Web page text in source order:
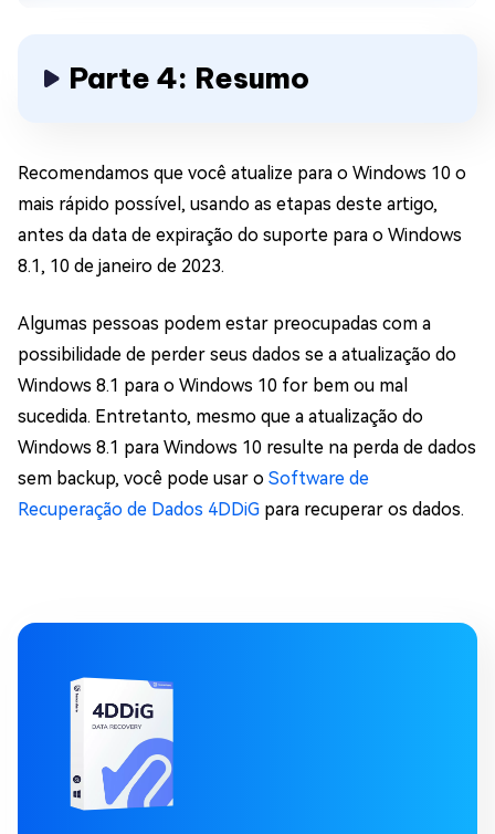
Parte 4: Resumo
Recomendamos que você atualize para o Windows 10 o
mais rápido possível, usando as etapas deste artigo,
antes da data de expiração do suporte para o Windows
8.1, 10 de janeiro de 2023.
Algumas pessoas podem estar preocupadas com a
possibilidade de perder seus dados se a atualização do
Windows 8.1 para o Windows 10 for bem ou mal
sucedida. Entretanto, mesmo que a atualização do
Windows 8.1 para Windows 10 resulte na perda de dados
sem backup, você pode usar o Software de
Recuperação de Dados 4DDiG para recuperar os dados.